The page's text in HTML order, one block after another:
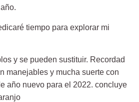
tiempo para explorar mi
y se pueden sustituir. Recordad
manejables y mucha suerte con
año nuevo para el 2022. concluye